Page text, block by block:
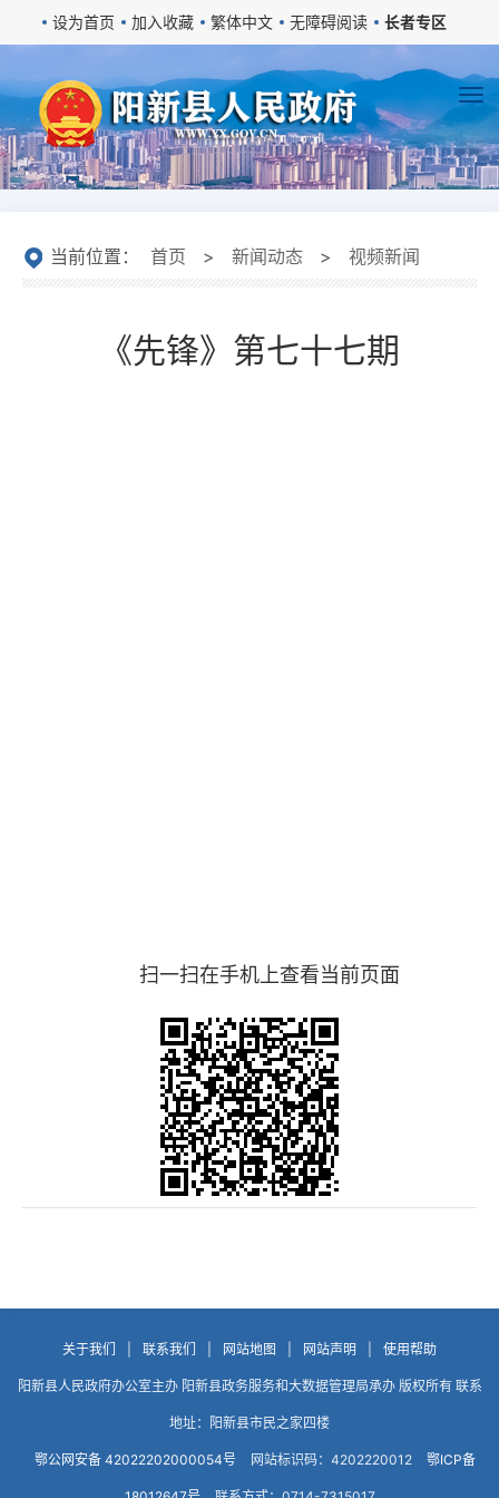
设为首页 加入收藏 繁体中文 无障碍阅读 长者专区
当前位置： 首页 > 新闻动态 > 视频新闻
《先锋》第七十七期
扫一扫在手机上查看当前页面
关于我们 联系我们 网站地图 网站声明 使用帮助
阳新县人民政府办公室主办 阳新县政务服务和大数据管理局承办 版权所有 联系
地址：阳新县市民之家四楼
鄂公网安备 42022202000054号 网站标识码：4202220012 鄂ICP备